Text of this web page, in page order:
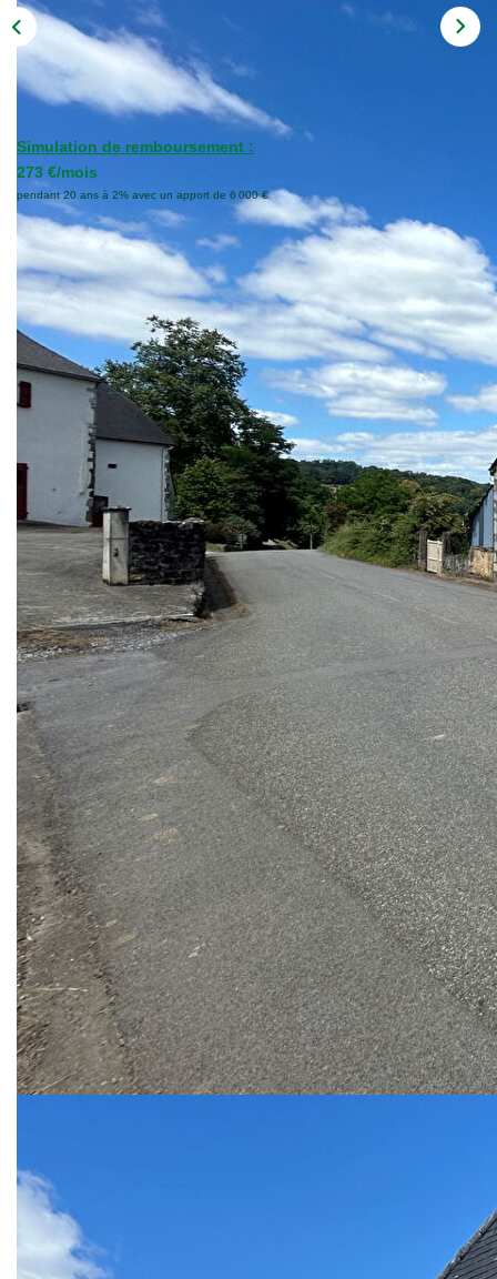
Nos Services
ACHETER EN SOULE
CONTACT
EXTRANET
Simulation de remboursement :
273 €/mois
pendant 20 ans à 2% avec un apport de 6 000 €
Description
Réf : 920
Petite maison en pierre de 1872 avec jardin et garage
Située au coeur d'un bourg de village, à seulement 8 km
des commerces, cette charmante maison en pierre datant
de 1872 offre un beau potentiel après rénovation intérieure.
D'une surface habitable d'environ 84 m², elle se compose
de 5 pièces. L'extérieur est en bon état d'entretien, avec
une belle façade en pierre, une toiture isolée, du double
vitrage, ainsi qu'un chauffage central alimenté par un poêle
à pellets.
L'intérieur, aujourd'hui désuet, est à remettre au goût du
jour. La cuisine est à créer, tout comme la salle de bain, ce
qui permet d'aménager les espaces selon vos envies et
vos besoins.
La maison dispose également d'un garage et d'un agréable
jardin d'agrément, idéal pour profiter d'un extérieur au
calme.
Cette maison conviendra parfaitement à un projet de
résidence principale, secondaire ou investissement, pour
des personnes recherchant le charme de l'ancien avec la
possibilité de personnaliser entièrement l'intérieur.
À visiter sans tarder pour les amateurs de pierre et de
Nos honoraires
Diagnostics énergétiques